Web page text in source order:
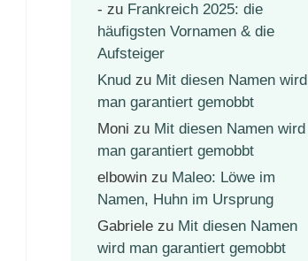
- zu Frankreich 2025: die
häufigsten Vornamen & die
Aufsteiger
Knud zu Mit diesen Namen wird
man garantiert gemobbt
Moni zu Mit diesen Namen wird
man garantiert gemobbt
elbowin zu Maleo: Löwe im
Namen, Huhn im Ursprung
Gabriele zu Mit diesen Namen
wird man garantiert gemobbt